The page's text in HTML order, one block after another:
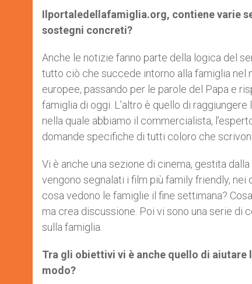
Ilportaledellafamiglia.org, contiene varie
sostegni concreti?
Anche le notizie fanno parte della logica del
tutto ciò che succede intorno alla famiglia nel
europee, passando per le parole del Papa e
famiglia di oggi. L’altro è quello di raggiungere
nella quale abbiamo il commercialista,
domande specifiche di tutti coloro che
Vi è anche una sezione di cinema, gestita
vengono segnalati i film più family friendly, nei
cosa vedono le famiglie il fine settimana?
ma crea discussione. Poi vi sono una serie
sulla famiglia.
Tra gli obiettivi vi è anche quello di aiutare
modo?